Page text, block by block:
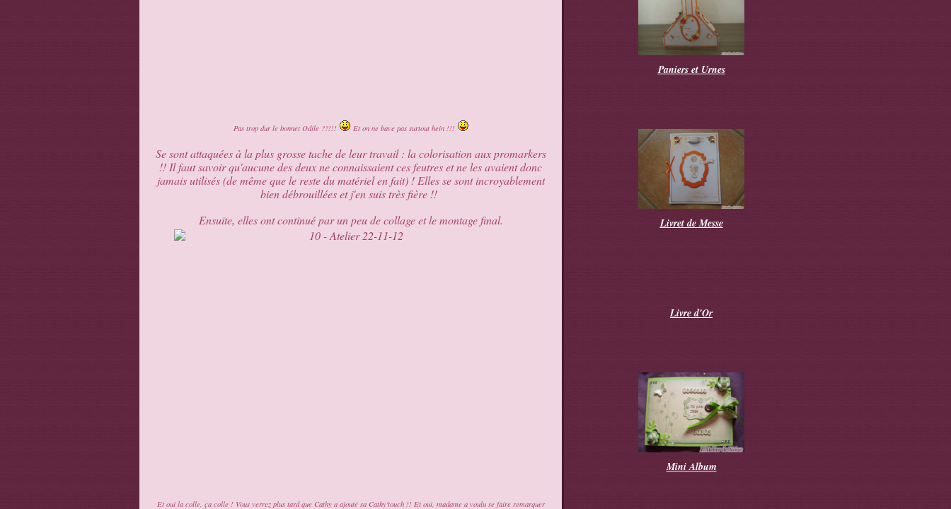
Pas trop dur le bonnet Odile ??!!! Et on ne bave pas surtout hein !!!
Se sont attaquées à la plus grosse tache de leur travail : la colorisation aux promarkers
!! Il faut savoir qu'aucune des deux ne connaissaient ces feutres et ne les avaient donc
jamais utilisés (de même que le reste du matériel en fait) ! Elles se sont incroyablement
bien débrouillées et j'en suis très fière !!
Ensuite, elles ont continué par un peu de collage et le montage final.
Et oui la colle, ça colle ! Vous verrez plus tard que Cathy a ajouté sa Cathy'touch !! Et oui, madame a voulu se faire remarquer
Paniers et Urnes
Livret de Messe
Livre d'Or
Mini Album